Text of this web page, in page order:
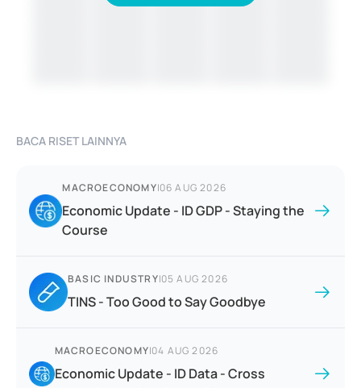
BACA RISET LAINNYA
MACROECONOMY|06 AUG 2026
Economic Update - ID GDP - Staying the
Course
BASIC INDUSTRY|05 AUG 2026
TINS - Too Good to Say Goodbye
MACROECONOMY|04 AUG 2026
Economic Update - ID Data - Cross